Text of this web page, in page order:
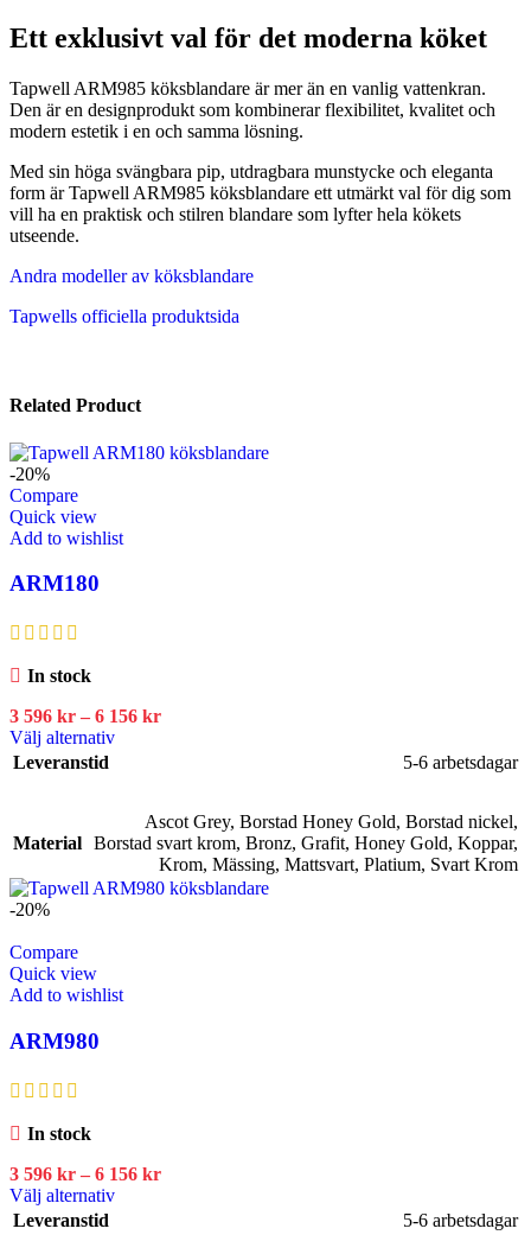
Ett exklusivt val för det moderna köket
Tapwell ARM985 köksblandare är mer än en vanlig vattenkran.
Den är en designprodukt som kombinerar flexibilitet, kvalitet och
modern estetik i en och samma lösning.
Med sin höga svängbara pip, utdragbara munstycke och eleganta
form är Tapwell ARM985 köksblandare ett utmärkt val för dig som
vill ha en praktisk och stilren blandare som lyfter hela kökets
utseende.
Andra modeller av köksblandare
Tapwells officiella produktsida
Related Product
-20%
Compare
Quick view
Add to wishlist
ARM180
In stock
3 596 kr – 6 156 kr
Välj alternativ
Leveranstid
5-6 arbetsdagar
Material
Ascot Grey, Borstad Honey Gold, Borstad nickel,
Borstad svart krom, Bronz, Grafit, Honey Gold, Koppar,
Krom, Mässing, Mattsvart, Platium, Svart Krom
-20%
Compare
Quick view
Add to wishlist
ARM980
In stock
3 596 kr – 6 156 kr
Välj alternativ
Leveranstid
5-6 arbetsdagar